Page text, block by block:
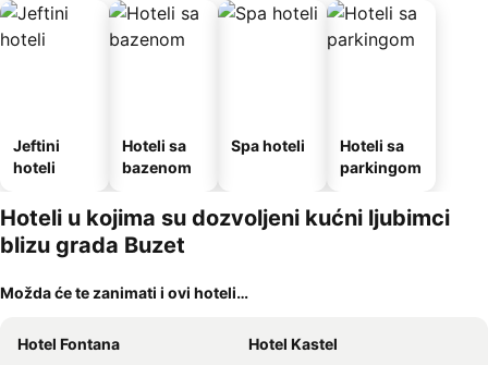
Jeftini
hoteli
Hoteli sa
bazenom
Spa hoteli
Hoteli sa
parkingom
Hoteli u kojima su dozvoljeni kućni ljubimci
blizu grada Buzet
Možda će te zanimati i ovi hoteli…
Hotel Fontana
Hotel Kastel